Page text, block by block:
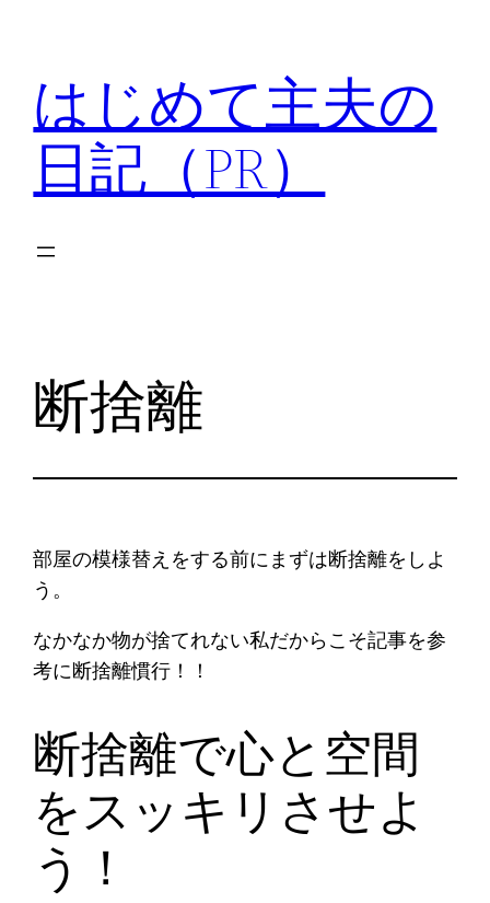
はじめて主夫の
日記（PR）
断捨離
部屋の模様替えをする前にまずは断捨離をしよ
う。
なかなか物が捨てれない私だからこそ記事を参
考に断捨離慣行！！
断捨離で心と空間
をスッキリさせよ
う！